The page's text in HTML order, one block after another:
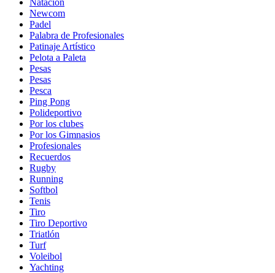
Newcom
Padel
Palabra de Profesionales
Patinaje Artístico
Pelota a Paleta
Pesas
Pesas
Pesca
Ping Pong
Polideportivo
Por los clubes
Por los Gimnasios
Profesionales
Recuerdos
Rugby
Running
Softbol
Tenis
Tiro
Tiro Deportivo
Triatlón
Turf
Voleibol
Yachting